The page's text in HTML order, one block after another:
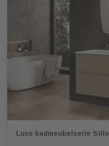
Luxe badmeubelserie Stilo